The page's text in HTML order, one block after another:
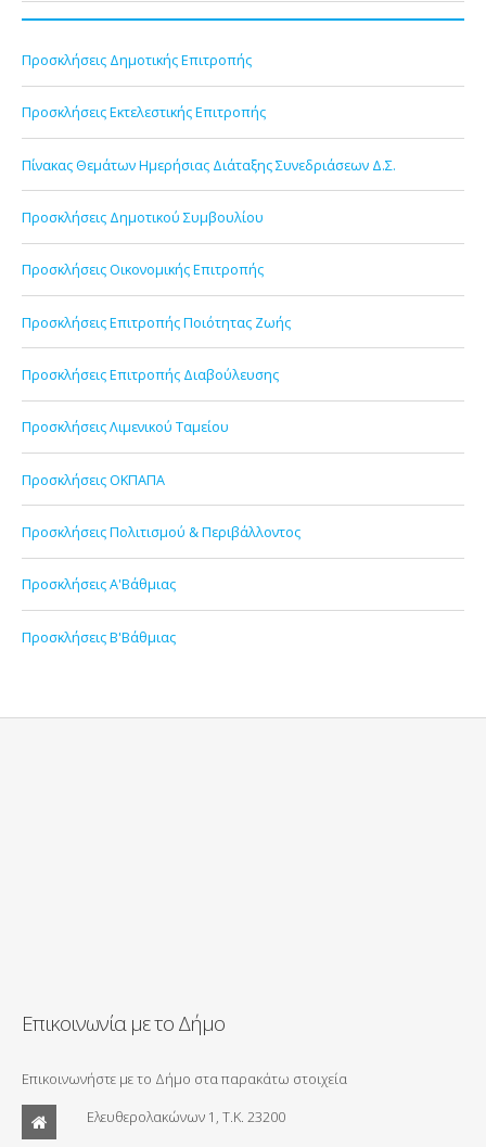
Προσκλήσεις Δημοτικής Επιτροπής
Προσκλήσεις Εκτελεστικής Επιτροπής
Πίνακας Θεμάτων Ημερήσιας Διάταξης Συνεδριάσεων Δ.Σ.
Προσκλήσεις Δημοτικού Συμβουλίου
Προσκλήσεις Οικονομικής Επιτροπής
Προσκλήσεις Επιτροπής Ποιότητας Ζωής
Προσκλήσεις Επιτροπής Διαβούλευσης
Προσκλήσεις Λιμενικού Ταμείου
Προσκλήσεις ΟΚΠΑΠΑ
Προσκλήσεις Πολιτισμού & Περιβάλλοντος
Προσκλήσεις Α'Βάθμιας
Προσκλήσεις Β'Βάθμιας
Επικοινωνία με το Δήμο
Επικοινωνήστε με το Δήμο στα παρακάτω στοιχεία
Ελευθερολακώνων 1, Τ.Κ. 23200